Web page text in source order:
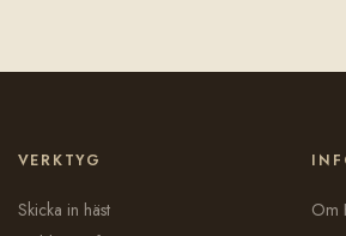
VERKTYG
Skicka in häst
Om